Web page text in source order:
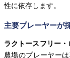
性に依存します。
主要プレーヤーが
ラクトースフリー
農場のプレーヤー